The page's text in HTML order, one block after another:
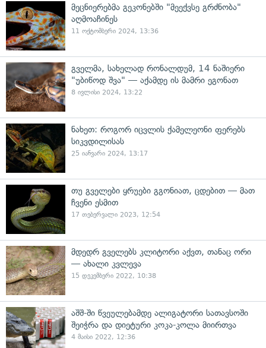
მეცნიერებმა გეკონებში "მეექვსე გრძნობა"
აღმოაჩინეს
11 ოქტომბერი 2024, 13:36
გველმა, სახელად რონალდუმ, 14 ნაშიერი
"უბიწოდ შვა" — აქამდე ის მამრი ეგონათ
8 ივლისი 2024, 13:22
ნახეთ: როგორ იცვლის ქამელეონი ფერებს
სიკვდილისას
25 იანვარი 2024, 13:17
თუ გველები ყრუები გგონიათ, ცდებით — მათ
ჩვენი ესმით
17 თებერვალი 2023, 12:54
მდედრ გველებს კლიტორი აქვთ, თანაც ორი
— ახალი კვლევა
15 დეკემბერი 2022, 10:38
აშშ-ში წვეულებამდე ალიგატორი სათავსოში
შეიჭრა და დიეტური კოკა-კოლა მიირთვა
4 მაისი 2022, 12:36